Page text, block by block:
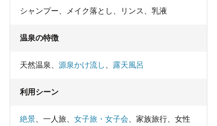
シャンプー メイク落とし リンス 乳液
温泉の特徴
天然温泉 源泉かけ流し 露天風呂
利用シーン
絶景 一人旅 女子旅・女子会 家族旅行
女性